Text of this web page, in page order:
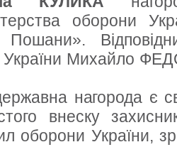
оборони
України Михайло
нагорода є
внеску
оборони України,